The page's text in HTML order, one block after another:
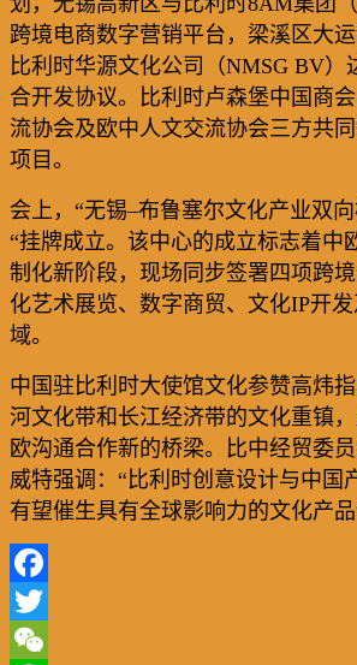
跨境电商数字营销平台，梁溪区大
比利时华源文化公司（NMSG BV）
合开发协议。比利时卢森堡中国商
流协会及欧中人文交流协会三方共
项目。
会上， “无锡–布鲁塞尔文化产业双
“挂牌成立。该中心的成立标志着中
制化新阶段，现场同步签署四项跨
化艺术展览、数字商贸、文化IP开
域。
中国驻比利时大使馆文化参赞高炜
河文化带和长江经济带的文化重镇
欧沟通合作新的桥梁。比中经贸委
威特强调： “比利时创意设计与中国
有望催生具有全球影响力的文化产品
Facebook
Twitter